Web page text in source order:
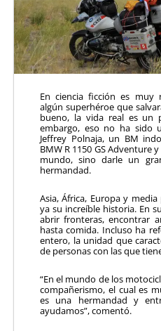
En ciencia ficción es muy
algún superhéroe que
bueno, la vida real es un
embargo, eso no ha sido
Jeffrey Polnaja, un BM
BMW R 1150 GS Adventure
mundo, sino darle un
hermandad.
Asia, África, Europa y
ya su increíble historia. En
abrir fronteras, encontrar
hasta comida. Incluso ha
entero, la unidad que
de personas con las que
“En el mundo de los
compañerismo, el cual es
es una hermandad y
ayudamos”, comentó.